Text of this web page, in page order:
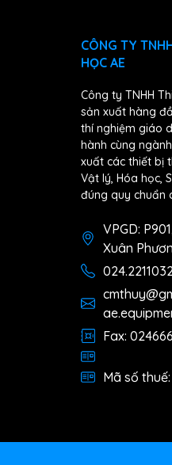
CÔNG TY
HỌC AE
Công ty TNHH
sản xuất hàng
thí nghiệm giáo
hành cùng
xuất các thiết bị
Vật lý, Hóa học,
đúng quy chuẩn
VPGD:
Xuân
Fax:
Mã số